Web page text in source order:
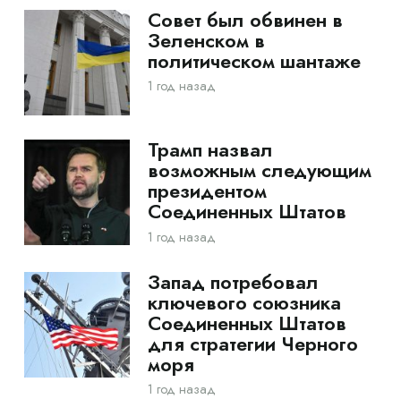
Совет был обвинен в
Зеленском в
политическом шантаже
1 год назад
Трамп назвал
возможным следующим
президентом
Соединенных Штатов
1 год назад
Запад потребовал
ключевого союзника
Соединенных Штатов
для стратегии Черного
моря
1 год назад